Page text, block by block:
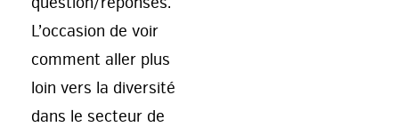
L’occasion de voir
comment aller plus
loin vers la diversité
dans le secteur de